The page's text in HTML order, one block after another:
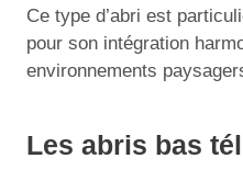
Ce type d’abri est
pour son intégration
environnements
Les abris bas